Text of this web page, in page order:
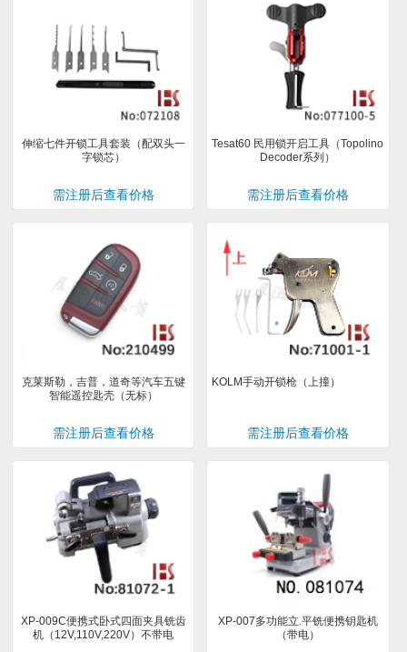
伸缩七件开锁工具套装（配双头一
字锁芯）
需注册后查看价格
Tesat60 民用锁开启工具（Topolino
Decoder系列）
需注册后查看价格
克莱斯勒，吉普，道奇等汽车五键
智能遥控匙壳（无标）
需注册后查看价格
KOLM手动开锁枪（上撞）
需注册后查看价格
XP-009C便携式卧式四面夹具铣齿
机（12V,110V,220V）不带电
XP-007多功能立.平铣便携钥匙机
（带电）